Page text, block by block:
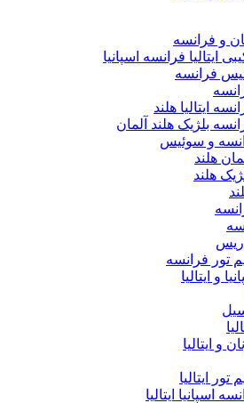
و فرانسه
ایتالیا فرانسه اسپانیا
فرانسه
ایتالیا هلند
بلژیک هلند آلمان
و سوئیس
هلند
هلند
تور فرانسه
و ایتالیا
و ایتالیا
ایتالیا
اسپانیا ایتالیا